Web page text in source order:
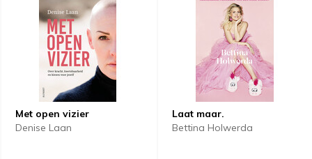
Met open vizier
Denise Laan
Laat maar.
Bettina Holwerda